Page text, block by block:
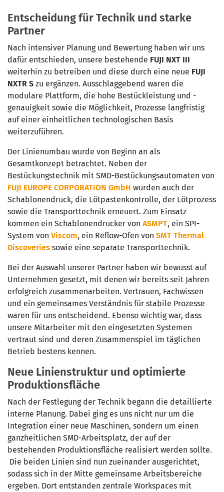
Entscheidung für Technik und starke
Partner
Nach intensiver Planung und Bewertung haben wir uns
dafür entschieden, unsere bestehende FUJI NXT III
weiterhin zu betreiben und diese durch eine neue FUJI
NXTR S zu ergänzen. Ausschlaggebend waren die
modulare Plattform, die hohe Bestückleistung und -
genauigkeit sowie die Möglichkeit, Prozesse langfristig
auf einer einheitlichen technologischen Basis
weiterzuführen.
Der Linienumbau wurde von Beginn an als
Gesamtkonzept betrachtet. Neben der
Bestückungstechnik mit SMD-Bestückungsautomaten von
FUJI EUROPE CORPORATION GmbH wurden auch der
Schablonendruck, die Lötpastenkontrolle, der Lötprozess
sowie die Transporttechnik erneuert. Zum Einsatz
kommen ein Schablonendrucker von ASMPT, ein SPI-
System von Viscom, ein Reflow-Ofen von SMT Thermal
Discoveries sowie eine separate Transporttechnik.
Bei der Auswahl unserer Partner haben wir bewusst auf
Unternehmen gesetzt, mit denen wir bereits seit Jahren
erfolgreich zusammenarbeiten. Vertrauen, Fachwissen
und ein gemeinsames Verständnis für stabile Prozesse
waren für uns entscheidend. Ebenso wichtig war, dass
unsere Mitarbeiter mit den eingesetzten Systemen
vertraut sind und deren Zusammenspiel im täglichen
Betrieb bestens kennen.
Neue Linienstruktur und optimierte
Produktionsfläche
Nach der Festlegung der Technik begann die detaillierte
interne Planung. Dabei ging es uns nicht nur um die
Integration einer neue Maschinen, sondern um einen
ganzheitlichen SMD-Arbeitsplatz, der auf der
bestehenden Produktionsfläche realisiert werden sollte.
Die beiden Linien sind nun zueinander ausgerichtet,
sodass sich in der Mitte gemeinsame Arbeitsbereiche
ergeben. Dort entstanden zentrale Workspaces mit